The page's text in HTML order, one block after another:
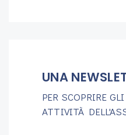
UNA
PER SCOPRIRE
ATTIVITÀ